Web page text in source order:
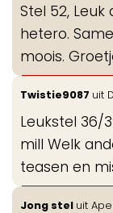
Stel 52, Leuk
hetero.
moois.
Twistie9087 uit
Leukstel 36/
mill Welk
teasen en
Jong stel uit